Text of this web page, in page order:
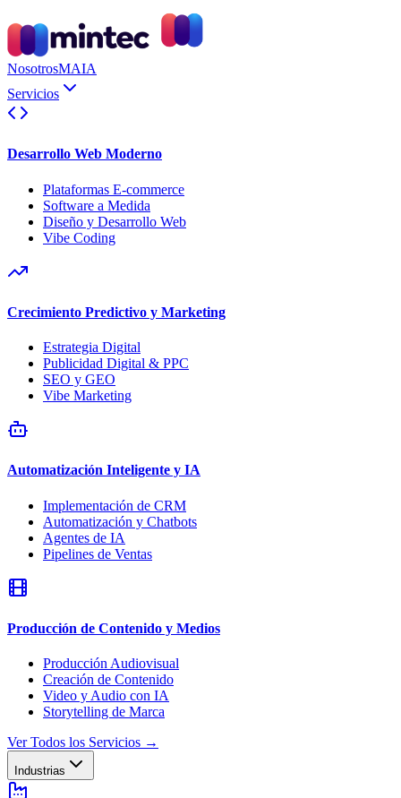
NosotrosMAIA
Servicios
Desarrollo Web Moderno
Plataformas E-commerce
Software a Medida
Diseño y Desarrollo Web
Vibe Coding
Crecimiento Predictivo y Marketing
Estrategia Digital
Publicidad Digital & PPC
SEO y GEO
Vibe Marketing
Automatización Inteligente y IA
Implementación de CRM
Automatización y Chatbots
Agentes de IA
Pipelines de Ventas
Producción de Contenido y Medios
Producción Audiovisual
Creación de Contenido
Video y Audio con IA
Storytelling de Marca
Ver Todos los Servicios →
Industrias